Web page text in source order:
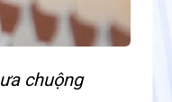
chuộng